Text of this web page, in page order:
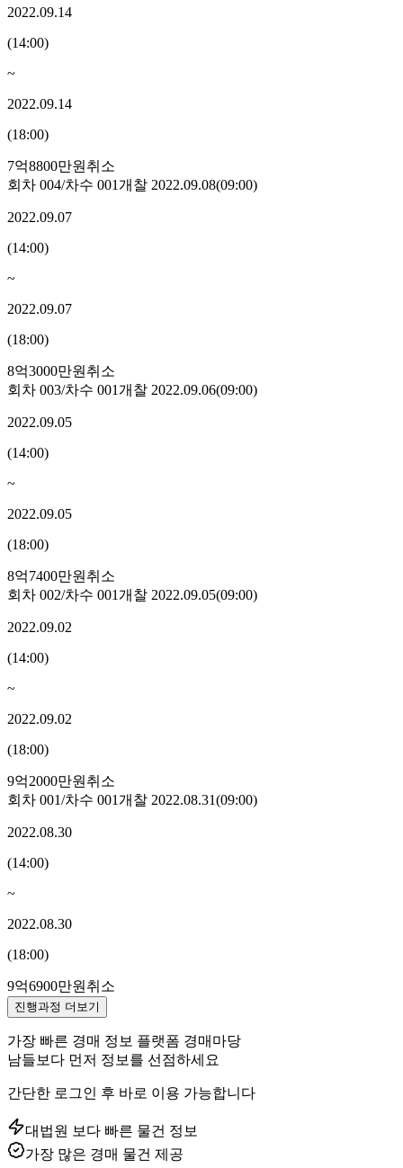
2022.09.14
(14:00)
~
2022.09.14
(18:00)
7억8800만원 취소
회차 004/차수 001개찰 2022.09.08(09:00)
2022.09.07
(14:00)
~
2022.09.07
(18:00)
8억3000만원 취소
회차 003/차수 001개찰 2022.09.06(09:00)
2022.09.05
(14:00)
~
2022.09.05
(18:00)
8억7400만원 취소
회차 002/차수 001개찰 2022.09.05(09:00)
2022.09.02
(14:00)
~
2022.09.02
(18:00)
9억2000만원 취소
회차 001/차수 001개찰 2022.08.31(09:00)
2022.08.30
(14:00)
~
2022.08.30
(18:00)
9억6900만원 취소
진행과정 더보기
가장 빠른 경매 정보 플랫폼 경매마당
남들보다 먼저 정보를 선점하세요
간단한 로그인 후 바로 이용 가능합니다
대법원 보다 빠른 물건 정보
가장 많은 경매 물건 제공